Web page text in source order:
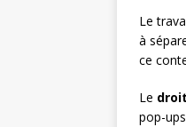
Le
à
ce
Le
pop-